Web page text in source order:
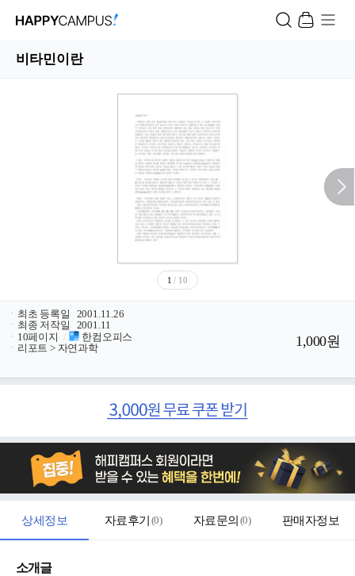
비타민이란
1 / 10
ㆍ 최초 등록일
2001.11.26
ㆍ 최종 저작일
2001.11
ㆍ 10페이지 /
한컴오피스
ㆍ 리포트 > 자연과학 1,000원
상세정보 자료후기 (0) 자료문의 (0) 판매자정보
소개글